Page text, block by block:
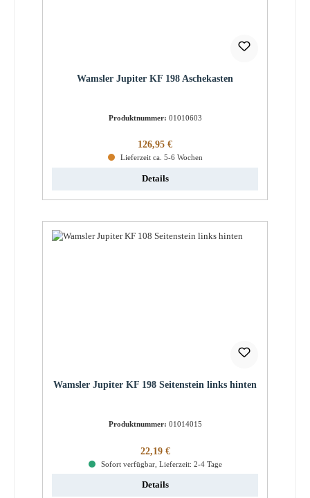
Wamsler Jupiter KF 198 Aschekasten
Produktnummer: 01010603
Regulärer Preis:
126,95 €
Lieferzeit ca. 5-6 Wochen
Details
Wamsler Jupiter KF 198 Seitenstein links hinten
Produktnummer: 01014015
Regulärer Preis:
22,19 €
Sofort verfügbar, Lieferzeit: 2-4 Tage
Details